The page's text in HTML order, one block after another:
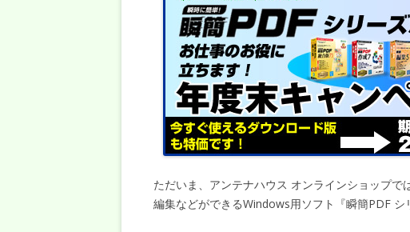
ただいま、アンテナハウス オンラインショップで
編集などができるWindows用ソフト『瞬簡PDF シ